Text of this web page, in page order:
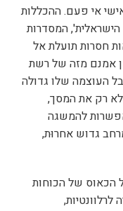
אי פעם. ההכללות
המסדרות
חסרות תועלת אל
אמנם מזה של רשת
העוצמה שלו גדולה
רק את המסך,
להמשגה
גדוש אחרוּת,
הכאוס של הכוחות
לרלוונטיות,